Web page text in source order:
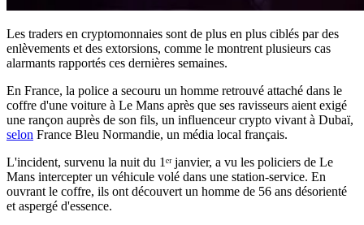
Les traders en cryptomonnaies sont de plus en plus ciblés par des
enlèvements et des extorsions, comme le montrent plusieurs cas
alarmants rapportés ces dernières semaines.
En France, la police a secouru un homme retrouvé attaché dans le
coffre d'une voiture à Le Mans après que ses ravisseurs aient exigé
une rançon auprès de son fils, un influenceur crypto vivant à Dubaï,
selon France Bleu Normandie, un média local français.
L'incident, survenu la nuit du 1ᵉʳ janvier, a vu les policiers de Le
Mans intercepter un véhicule volé dans une station-service. En
ouvrant le coffre, ils ont découvert un homme de 56 ans désorienté
et aspergé d'essence.